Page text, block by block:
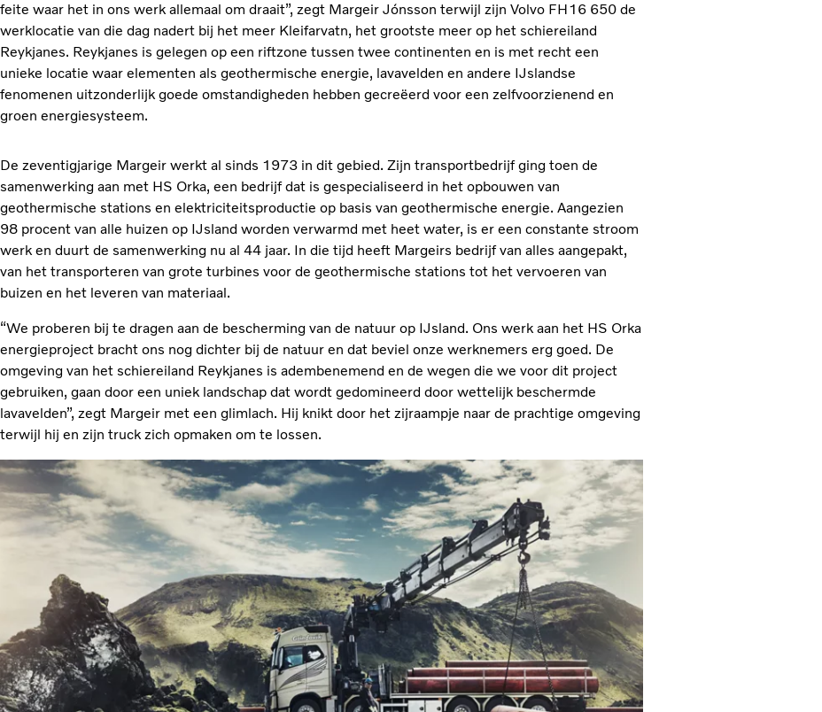
feite waar het in ons werk allemaal om draait”, zegt Margeir Jónsson terwijl zijn Volvo FH16 650 de
werklocatie van die dag nadert bij het meer Kleifarvatn, het grootste meer op het schiereiland
Reykjanes. Reykjanes is gelegen op een riftzone tussen twee continenten en is met recht een
unieke locatie waar elementen als geothermische energie, lavavelden en andere IJslandse
fenomenen uitzonderlijk goede omstandigheden hebben gecreëerd voor een zelfvoorzienend en
groen energiesysteem.
De zeventigjarige Margeir werkt al sinds 1973 in dit gebied. Zijn transportbedrijf ging toen de
samenwerking aan met HS Orka, een bedrijf dat is gespecialiseerd in het opbouwen van
geothermische stations en elektriciteitsproductie op basis van geothermische energie. Aangezien
98 procent van alle huizen op IJsland worden verwarmd met heet water, is er een constante stroom
werk en duurt de samenwerking nu al 44 jaar. In die tijd heeft Margeirs bedrijf van alles aangepakt,
van het transporteren van grote turbines voor de geothermische stations tot het vervoeren van
buizen en het leveren van materiaal.
“We proberen bij te dragen aan de bescherming van de natuur op IJsland. Ons werk aan het HS Orka
energieproject bracht ons nog dichter bij de natuur en dat beviel onze werknemers erg goed. De
omgeving van het schiereiland Reykjanes is adembenemend en de wegen die we voor dit project
gebruiken, gaan door een uniek landschap dat wordt gedomineerd door wettelijk beschermde
lavavelden”, zegt Margeir met een glimlach. Hij knikt door het zijraampje naar de prachtige omgeving
terwijl hij en zijn truck zich opmaken om te lossen.